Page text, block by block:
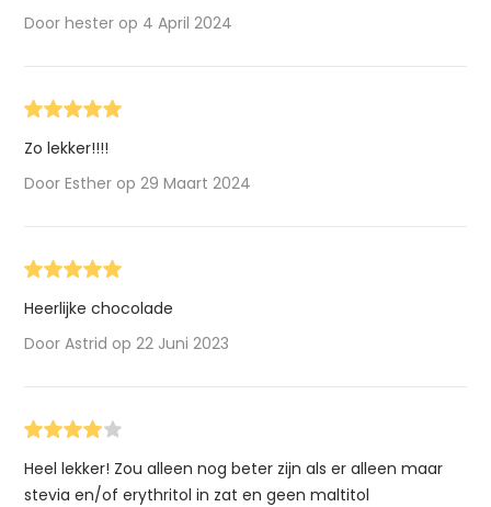
Door hester op 4 April 2024
Zo lekker!!!!
Door Esther op 29 Maart 2024
Heerlijke chocolade
Door Astrid op 22 Juni 2023
Heel lekker! Zou alleen nog beter zijn als er alleen maar
stevia en/of erythritol in zat en geen maltitol